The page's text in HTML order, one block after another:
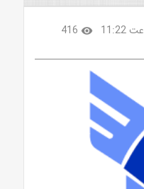
visibility
416